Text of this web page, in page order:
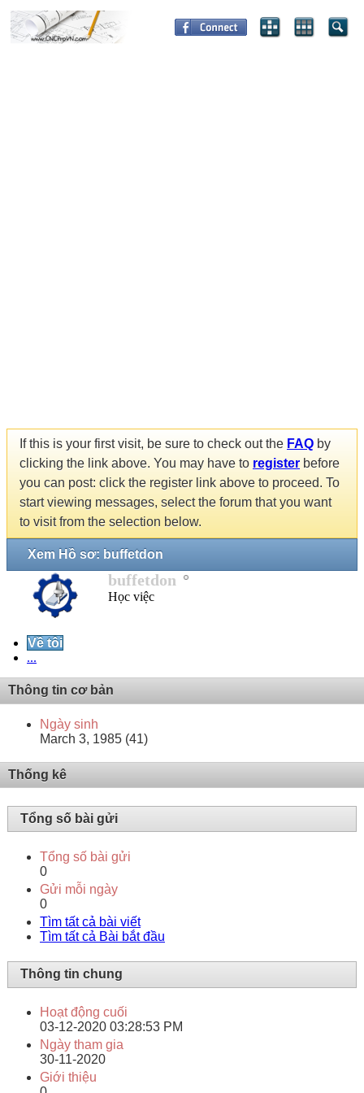
If this is your first visit, be sure to check out the FAQ by
clicking the link above. You may have to register before
you can post: click the register link above to proceed. To
start viewing messages, select the forum that you want
to visit from the selection below.
Xem Hồ sơ: buffetdon
buffetdon
Học việc
Về tôi
...
Thông tin cơ bản
Ngày sinh
March 3, 1985 (41)
Thống kê
Tổng số bài gửi
Tổng số bài gửi
0
Gửi mỗi ngày
0
Tìm tất cả bài viết
Tìm tất cả Bài bắt đầu
Thông tin chung
Hoạt động cuối
03-12-2020 03:28:53 PM
Ngày tham gia
30-11-2020
Giới thiệu